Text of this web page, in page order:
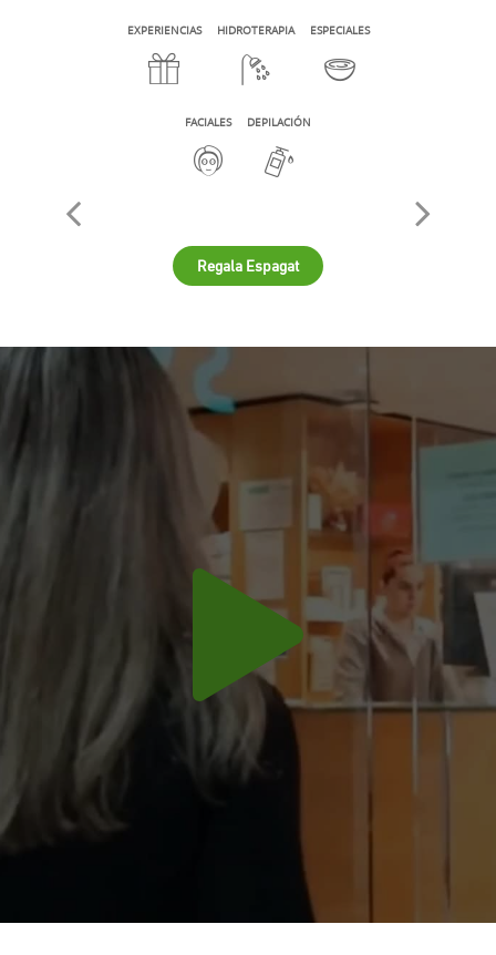
EXPERIENCIAS HIDROTERAPIA ESPECIALES
FACIALES DEPILACIÓN
Regala Espagat